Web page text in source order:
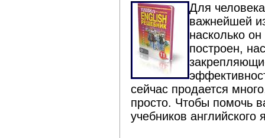
Для
важнейшей
насколько
построен,
сейчас продается
просто. Чтобы помочь
учебников английского